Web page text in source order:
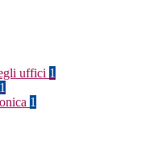
uffici 1
1
1